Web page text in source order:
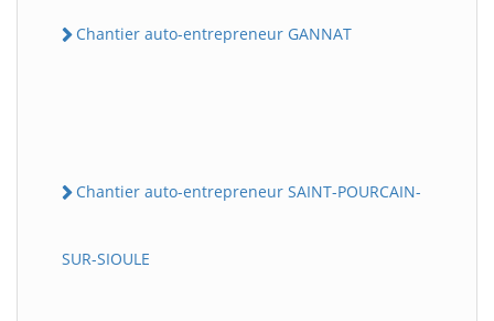
Chantier auto-entrepreneur GANNAT
Chantier auto-entrepreneur SAINT-POURCAIN-
SUR-SIOULE